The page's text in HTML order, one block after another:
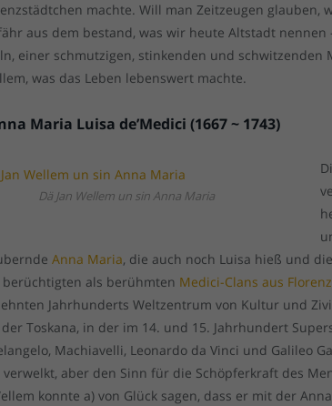
machte. Will man Zeitzeugen glauben,
aus dem bestand, was wir heute Altstadt nennen
einer schmutzigen, stinkenden und schwitzenden
was das Leben lebenswert machte.
Maria Luisa de’Medici (1667 ~ 1743)
Dä Jan Wellem un sin Anna Maria
Anna Maria, die auch noch Luisa hieß und
als berühmten Medici-Clans aus Florenz
Jahrhunderts Weltzentrum von Kultur und
Toskana, in der im 14. und 15. Jahrhundert
Machiavelli, Leonardo da Vinci und Galileo
aber den Sinn für die Schöpferkraft des
konnte a) von Glück sagen, dass er mit der